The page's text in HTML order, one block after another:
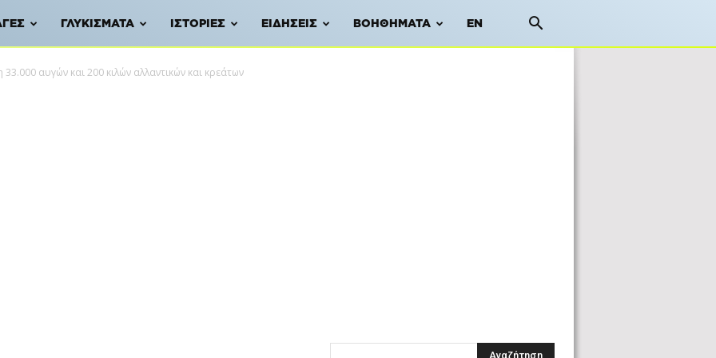
ΓΛΥΚΊΣΜΑΤΑ ΙΣΤΟΡΊΕΣ ΕΙΔΉΣΕΙΣ ΒΟΗΘΉΜΑΤΑ EN
αυγών και 200 κιλών αλλαντικών και κρεάτων